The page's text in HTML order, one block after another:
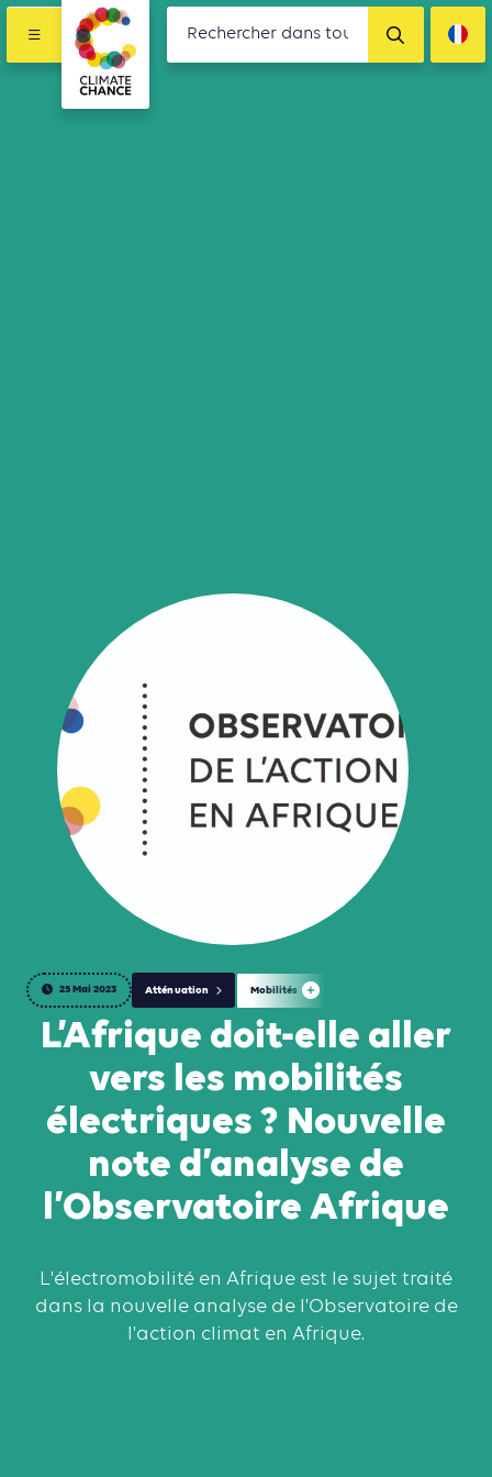
25 Mai 2023 Atténuation Mobilités
L’Afrique doit-elle aller
vers les mobilités
électriques ? Nouvelle
note d’analyse de
l’Observatoire Afrique
L'électromobilité en Afrique est le sujet traité
dans la nouvelle analyse de l'Observatoire de
l'action climat en Afrique.